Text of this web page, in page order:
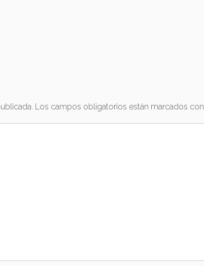
Los campos obligatorios están marcados con